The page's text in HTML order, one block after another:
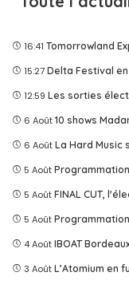
16:41 Tomorrowland
15:27 Delta Festival
12:59 Les sorties
6 Août 10 shows
6 Août La Hard Music
5 Août
5 Août FINAL CUT,
5 Août
4 Août IBOAT
3 Août L’Atomium en